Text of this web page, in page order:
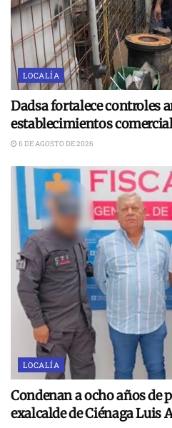
LOCALÍA
Dadsa fortalece controles
establecimientos
6 DE AGOSTO DE 2026
LOCALÍA
Condenan a ocho años
exalcalde de Ciénaga Luis